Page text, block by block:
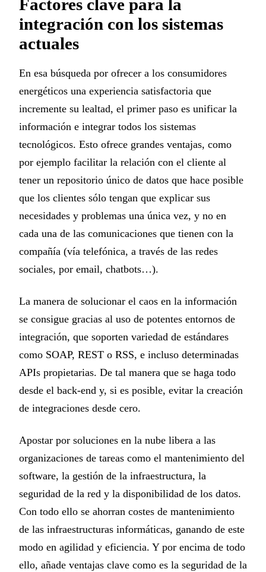
Factores clave para la
integración con los sistemas
actuales
En esa búsqueda por ofrecer a los consumidores
energéticos una experiencia satisfactoria que
incremente su lealtad, el primer paso es unificar la
información e integrar todos los sistemas
tecnológicos. Esto ofrece grandes ventajas, como
por ejemplo facilitar la relación con el cliente al
tener un repositorio único de datos que hace posible
que los clientes sólo tengan que explicar sus
necesidades y problemas una única vez, y no en
cada una de las comunicaciones que tienen con la
compañía (vía telefónica, a través de las redes
sociales, por email, chatbots…).
La manera de solucionar el caos en la información
se consigue gracias al uso de potentes entornos de
integración, que soporten variedad de estándares
como SOAP, REST o RSS, e incluso determinadas
APIs propietarias. De tal manera que se haga todo
desde el back-end y, si es posible, evitar la creación
de integraciones desde cero.
Apostar por soluciones en la nube libera a las
organizaciones de tareas como el mantenimiento del
software, la gestión de la infraestructura, la
seguridad de la red y la disponibilidad de los datos.
Con todo ello se ahorran costes de mantenimiento
de las infraestructuras informáticas, ganando de este
modo en agilidad y eficiencia. Y por encima de todo
ello, añade ventajas clave como es la seguridad de la